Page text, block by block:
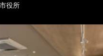
役所